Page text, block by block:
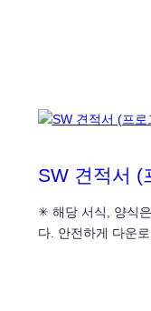
SW 견적서 (
✳ 해당 서식, 양식
다. 안전하게 다운